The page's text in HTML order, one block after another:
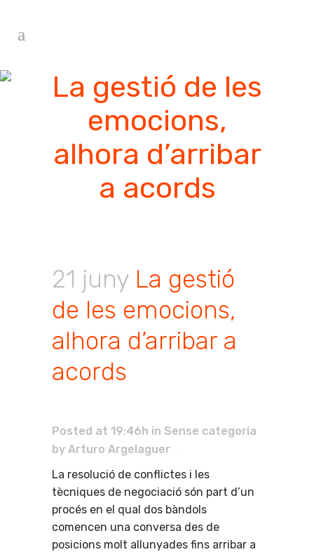
La gestió de les
emocions,
alhora d’arribar
a acords
21 juny La gestió
de les emocions,
alhora d’arribar a
acords
Posted at 19:46h in Sense categoria
by Arturo Argelaguer
La resolució de conflictes i les
tècniques de negociació són part d’un
procés en el qual dos bàndols
comencen una conversa des de
posicions molt allunyades fins arribar a